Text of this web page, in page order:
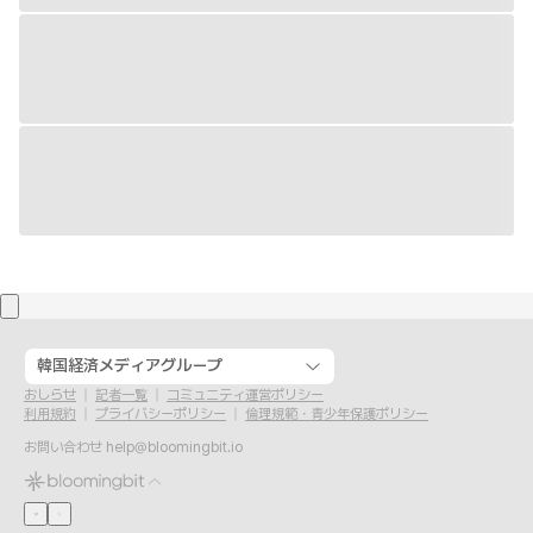
韓国経済メディアグループ
おしらせ 記者一覧
コミュニティ運営ポリシー
利用規約
プライバシーポリシー
倫理規範・青少年保護ポリシー
お問い合わせ help@bloomingbit.io